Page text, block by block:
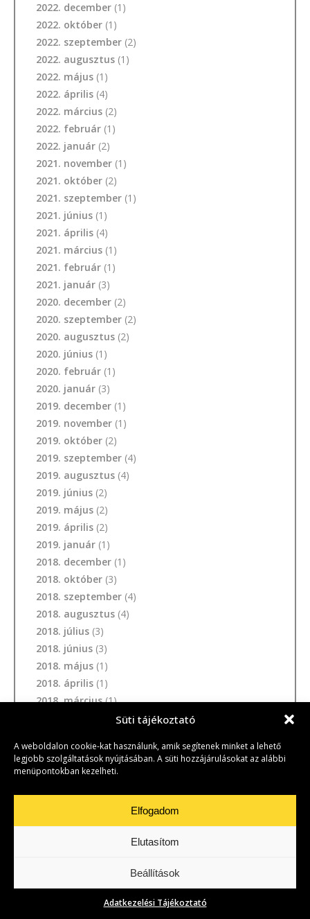
Süti tájékoztató
A weboldalon cookie-kat használunk, amik segítenek minket a lehető
legjobb szolgáltatások nyújtásában. A süti hozzájárulásokat az alábbi
menüpontokban kezelheti.
Elfogadom
Elutasítom
Beállítások
Adatkezelési Tájékoztató
2022. december (1)
2022. október (1)
2022. szeptember (2)
2022. augusztus (1)
2022. május (1)
2022. április (4)
2022. március (2)
2022. február (1)
2022. január (2)
2021. november (1)
2021. október (2)
2021. szeptember (1)
2021. június (1)
2021. április (4)
2021. március (1)
2021. február (1)
2021. január (3)
2020. december (2)
2020. szeptember (2)
2020. augusztus (2)
2020. június (1)
2020. február (1)
2020. január (3)
2019. december (1)
2019. november (1)
2019. október (2)
2019. szeptember (4)
2019. augusztus (4)
2019. június (2)
2019. május (2)
2019. április (2)
2019. január (1)
2018. december (1)
2018. október (3)
2018. szeptember (4)
2018. augusztus (4)
2018. július (3)
2018. június (3)
2018. május (1)
2018. április (1)
2018. március(1)
2017. december(1)
2017. november(1)
(1)
2017. február(1)
(2)